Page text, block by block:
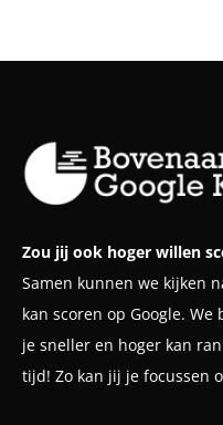
Zou jij ook hoger willen
Samen kunnen we kijken
kan scoren op Google.
je sneller en hoger kan
tijd! Zo kan jij je focussen